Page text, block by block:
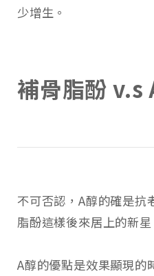
少增生。
補骨脂酚 v.s
不可否認，A醇的確是抗
脂酚這樣後來居上的新
A醇的優點是效果顯現的